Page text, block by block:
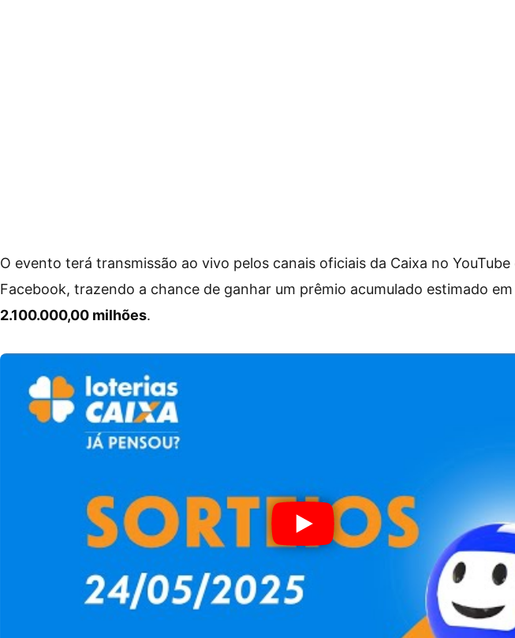
O evento terá transmissão ao vivo pelos canais oficiais da Caixa no YouTube
Facebook, trazendo a chance de ganhar um prêmio acumulado estimado em
2.100.000,00 milhões.